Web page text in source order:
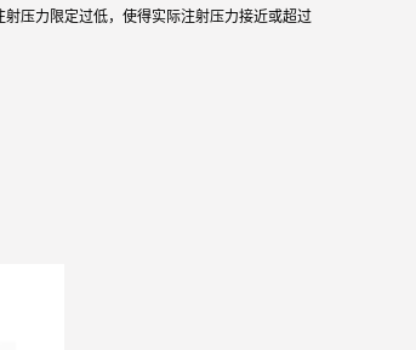
压力限定过低，使得实际注射压力接近或超过